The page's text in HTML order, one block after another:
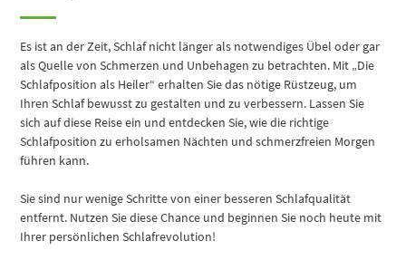
Es ist an der Zeit, Schlaf nicht länger als notwendiges Übel oder gar
als Quelle von Schmerzen und Unbehagen zu betrachten. Mit „Die
Schlafposition als Heiler“ erhalten Sie das nötige Rüstzeug, um
Ihren Schlaf bewusst zu gestalten und zu verbessern. Lassen Sie
sich auf diese Reise ein und entdecken Sie, wie die richtige
Schlafposition zu erholsamen Nächten und schmerzfreien Morgen
führen kann.
Sie sind nur wenige Schritte von einer besseren Schlafqualität
entfernt. Nutzen Sie diese Chance und beginnen Sie noch heute mit
Ihrer persönlichen Schlafrevolution!